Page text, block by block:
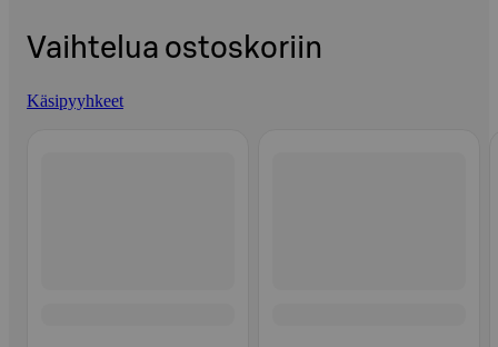
Vaihtelua ostoskoriin
Käsipyyhkeet